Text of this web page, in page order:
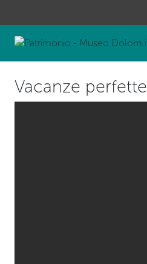
Vacanze perfette